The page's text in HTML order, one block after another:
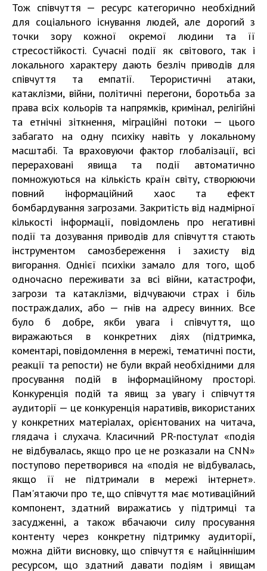
Тож співчуття — ресурс категорично необхідний
для соціального існування людей, але дорогий з
точки зору кожної окремої людини та її
стресостійкості. Сучасні події як світового, так і
локального характеру дають безліч приводів для
співчуття та емпатії. Терористичні атаки,
катаклізми, війни, політичні перегони, боротьба за
права всіх кольорів та напрямків, кримінал, релігійні
та етнічні зіткнення, міграційні потоки — цього
забагато на одну психіку навіть у локальному
масштабі. Та враховуючи фактор глобалізації, всі
перераховані явища та події автоматично
помножуються на кількість країн світу, створюючи
повний інформаційний хаос та ефект
бомбардування загрозами. Закритість від надмірної
кількості інформації, повідомлень про негативні
події та дозування приводів для співчуття стають
інструментом самозбереження і захисту від
вигорання. Однієї психіки замало для того, щоб
одночасно переживати за всі війни, катастрофи,
загрози та катаклізми, відчуваючи страх і біль
постраждалих, або — гнів на адресу винних. Все
було б добре, якби увага і співчуття, що
виражаються в конкретних діях (підтримка,
коментарі, повідомлення в мережі, тематичні пости,
реакції та репости) не були вкрай необхідними для
просування подій в інформаційному просторі.
Конкуренція подій та явищ за увагу і співчуття
аудиторії — це конкуренція наративів, використаних
у конкретних матеріалах, орієнтованих на читача,
глядача і слухача. Класичний PR-постулат «подія
не відбувалась, якщо про це не розказали на CNN»
поступово перетворився на «подія не відбувалась,
якщо її не підтримали в мережі інтернет».
Пам'ятаючи про те, що співчуття має мотиваційний
компонент, здатний виражатись у підтримці та
засудженні, а також вбачаючи силу просування
контенту через конкретну підтримку аудиторії,
можна дійти висновку, що співчуття є найціннішим
ресурсом, що здатний давати подіям і явищам